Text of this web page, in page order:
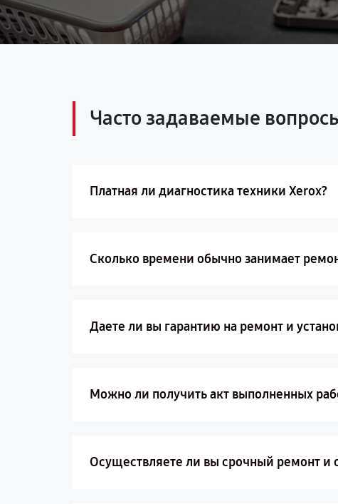
Часто задаваемые
Платная ли диагностика техники Xerox?
Сколько времени обычно занимает
Даете ли вы гарантию на ремонт и
Можно ли получить акт выполненных
Осуществляете ли вы срочный ремонт и